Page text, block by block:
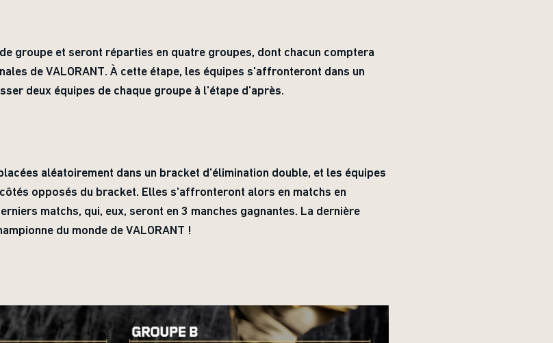
groupe et seront réparties en quatre groupes, dont chacun comptera
de VALORANT. À cette étape, les équipes s'affronteront dans un
deux équipes de chaque groupe à l'étape d'après.
aléatoirement dans un bracket d'élimination double, et les équipes
opposés du bracket. Elles s'affronteront alors en matchs en
matchs, qui, eux, seront en 3 manches gagnantes. La dernière
du monde de VALORANT !